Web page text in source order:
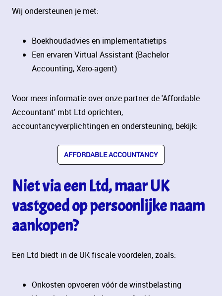
Wij ondersteunen je met:
Boekhoudadvies en implementatietips
Een ervaren Virtual Assistant (Bachelor
Accounting, Xero-agent)
Voor meer informatie over onze partner de 'Affordable
Accountant' mbt Ltd oprichten,
accountancyverplichtingen en ondersteuning, bekijk:
AFFORDABLE ACCOUNTANCY
Niet via een Ltd, maar UK
vastgoed op persoonlijke naam
aankopen?
Een Ltd biedt in de UK fiscale voordelen, zoals:
Onkosten opvoeren vóór de winstbelasting